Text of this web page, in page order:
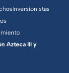
Inversionistas
Azteca III y